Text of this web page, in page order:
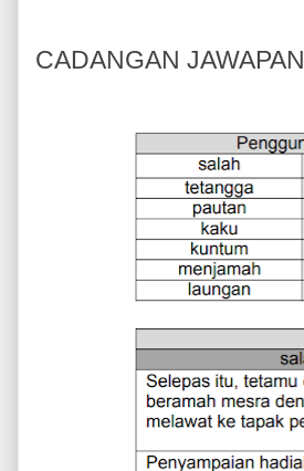
CADANGAN JAWAPAN